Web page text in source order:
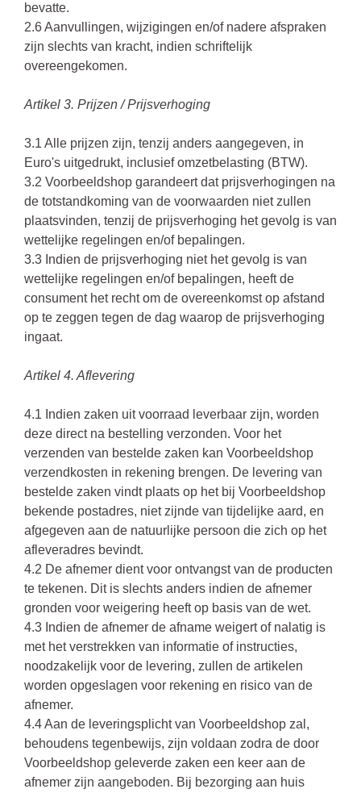
bevatte.
2.6 Aanvullingen, wijzigingen en/of nadere afspraken
zijn slechts van kracht, indien schriftelijk
overeengekomen.
Artikel 3. Prijzen / Prijsverhoging
3.1 Alle prijzen zijn, tenzij anders aangegeven, in
Euro's uitgedrukt, inclusief omzetbelasting (BTW).
3.2 Voorbeeldshop garandeert dat prijsverhogingen na
de totstandkoming van de voorwaarden niet zullen
plaatsvinden, tenzij de prijsverhoging het gevolg is van
wettelijke regelingen en/of bepalingen.
3.3 Indien de prijsverhoging niet het gevolg is van
wettelijke regelingen en/of bepalingen, heeft de
consument het recht om de overeenkomst op afstand
op te zeggen tegen de dag waarop de prijsverhoging
ingaat.
Artikel 4. Aflevering
4.1 Indien zaken uit voorraad leverbaar zijn, worden
deze direct na bestelling verzonden. Voor het
verzenden van bestelde zaken kan Voorbeeldshop
verzendkosten in rekening brengen. De levering van
bestelde zaken vindt plaats op het bij Voorbeeldshop
bekende postadres, niet zijnde van tijdelijke aard, en
afgegeven aan de natuurlijke persoon die zich op het
afleveradres bevindt.
4.2 De afnemer dient voor ontvangst van de producten
te tekenen. Dit is slechts anders indien de afnemer
gronden voor weigering heeft op basis van de wet.
4.3 Indien de afnemer de afname weigert of nalatig is
met het verstrekken van informatie of instructies,
noodzakelijk voor de levering, zullen de artikelen
worden opgeslagen voor rekening en risico van de
afnemer.
4.4 Aan de leveringsplicht van Voorbeeldshop zal,
behoudens tegenbewijs, zijn voldaan zodra de door
Voorbeeldshop geleverde zaken een keer aan de
afnemer zijn aangeboden. Bij bezorging aan huis